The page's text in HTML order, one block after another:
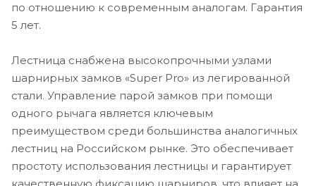
по отношению к современным аналогам. Гарантия
5 лет.
Лестница снабжена высокопрочными узлами
шарнирных замков «Super Pro» из легированной
стали. Управление парой замков при помощи
одного рычага является ключевым
преимуществом среди большинства аналогичных
лестниц на Российском рынке. Это обеспечивает
простоту использования лестницы и гарантирует